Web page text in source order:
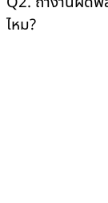
ไหม?